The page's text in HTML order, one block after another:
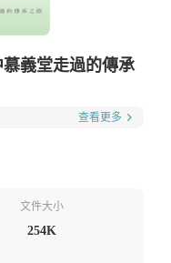
義堂走過的傳承
查看更多
文件大小
254K